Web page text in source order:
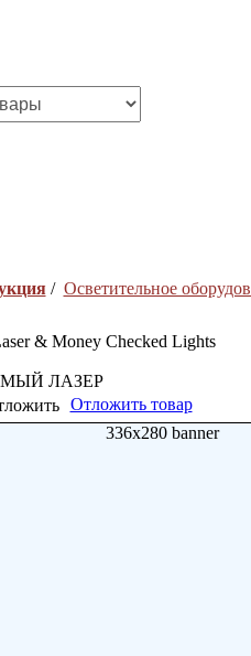
/ Осветительное
& Money Checked Lights
ЛАЗЕР
Отложить товар
336x280 banner